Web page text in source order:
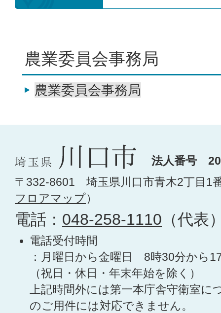
農業委員会事務局
農業委員会事務局
法人番号
〒332-8601 埼玉県川口市青木2丁目1
フロアマップ）
電話： 048-258-1110 （代表
電話受付時間
：月曜日から金曜日 8時30分から
（祝日・休日・年末年始を除く）
上記時間外には第一本庁舎守衛室に
のご用件には対応できません。